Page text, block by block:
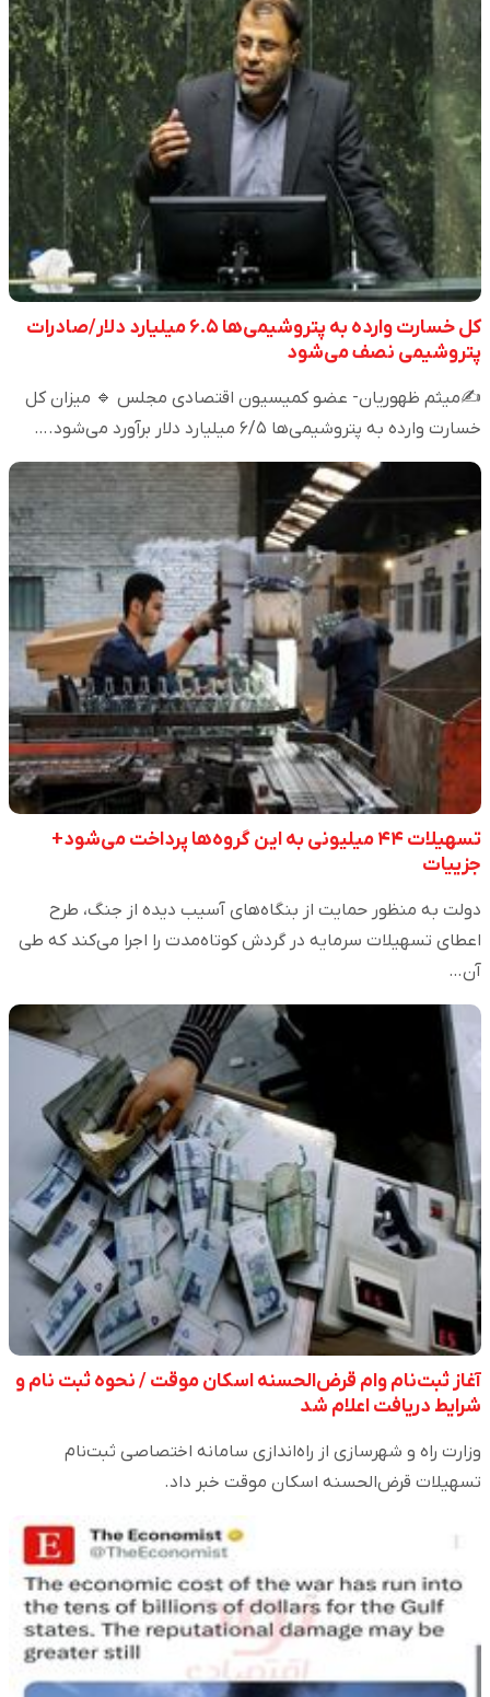
کل خسارت وارده به پتروشیمی‌ها ۶.۵ میلیارد دلار/صادرات
پتروشیمی نصف می‌شود
✍️میثم ظهوریان- عضو کمیسیون اقتصادی مجلس 🔹 میزان کل
خسارت وارده به پتروشیمی‌ها ۶/۵ میلیارد دلار برآورد می‌شود.…
تسهیلات ۴۴ میلیونی به این گروه‌ها پرداخت می‌شود+
جزییات
دولت به منظور حمایت از بنگاه‌های آسیب دیده از جنگ، طرح
اعطای تسهیلات سرمایه در گردش کوتاه‌مدت را اجرا می‌کند که طی
آن…
آغاز ثبت‌نام وام قرض‌الحسنه اسکان موقت / نحوه ثبت نام و
شرایط دریافت اعلام شد
وزارت راه و شهرسازی از راه‌اندازی سامانه اختصاصی ثبت‌نام
تسهیلات قرض‌الحسنه اسکان موقت خبر داد.